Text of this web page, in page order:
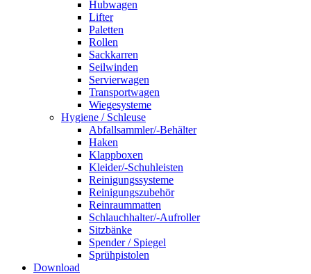
Hubwagen
Lifter
Paletten
Rollen
Sackkarren
Seilwinden
Servierwagen
Transportwagen
Wiegesysteme
Hygiene / Schleuse
Abfallsammler/-Behälter
Haken
Klappboxen
Kleider/-Schuhleisten
Reinigungssysteme
Reinigungszubehör
Reinraummatten
Schlauchhalter/-Aufroller
Sitzbänke
Spender / Spiegel
Sprühpistolen
Download